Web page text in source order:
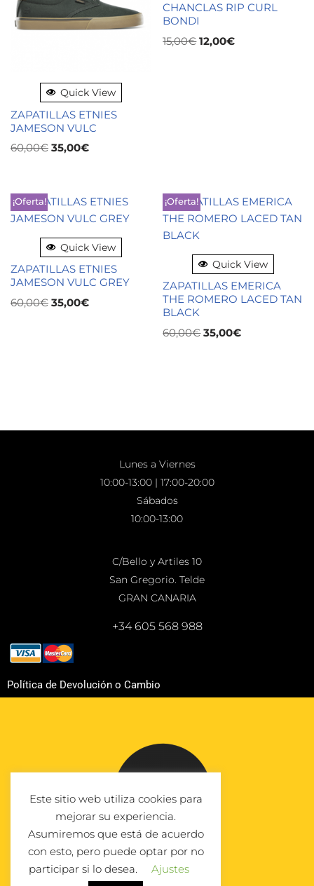
Quick View
ZAPATILLAS ETNIES
JAMESON VULC
60,00€ 35,00€
CHANCLAS RIP CURL
BONDI
15,00€ 12,00€
¡Oferta!
Quick View
ZAPATILLAS ETNIES
JAMESON VULC GREY
60,00€ 35,00€
¡Oferta!
Quick View
ZAPATILLAS EMERICA
THE ROMERO LACED TAN
BLACK
60,00€ 35,00€
Lunes a Viernes
10:00-13:00 | 17:00-20:00
Sábados
10:00-13:00
C/Bello y Artiles 10
San Gregorio. Telde
GRAN CANARIA
+34 605 568 988
Política de Devolución o Cambio
Este sitio web utiliza cookies para
mejorar su experiencia.
Asumiremos que está de acuerdo
con esto, pero puede optar por no
participar si lo desea.
Ajustes